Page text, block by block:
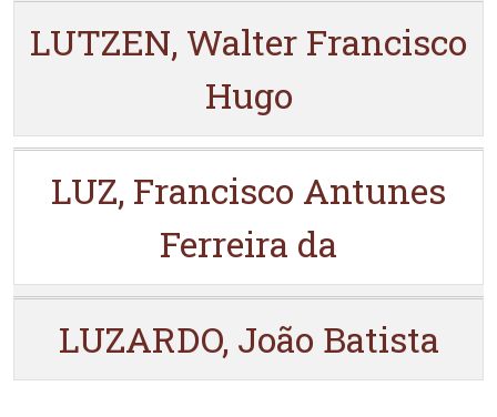
LUTZEN, Walter Francisco
Hugo
LUZ, Francisco Antunes
Ferreira da
LUZARDO, João Batista